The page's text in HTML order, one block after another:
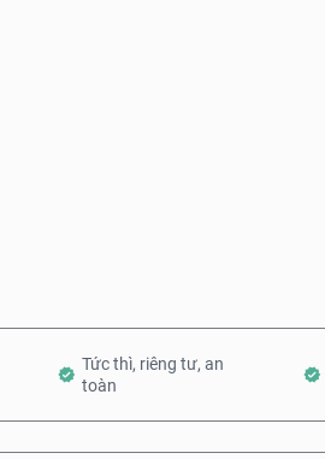
Tức thì, riêng tư, an
toàn